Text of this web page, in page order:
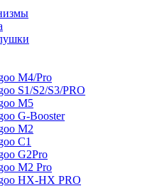
M4/Pro
S1/S2/S3/PRO
M5
G-Booster
M2
C1
G2Pro
M2 Pro
HX-HX PRO